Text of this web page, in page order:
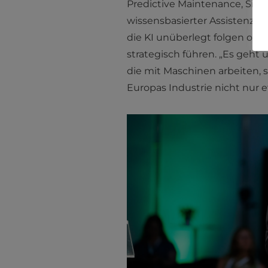
Predictive Maintenance,
wissensbasierter Assistenz
die KI unüberlegt folgen
strategisch führen. „Es geht
die mit Maschinen arbeiten,
Europas Industrie nicht nur